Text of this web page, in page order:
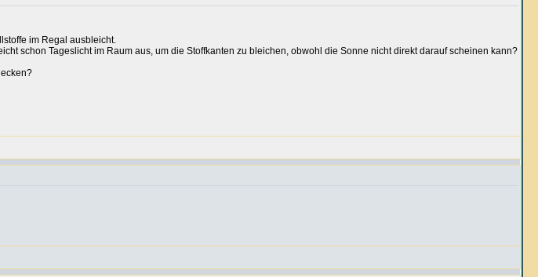
im Regal ausbleicht.
schon Tageslicht im Raum aus, um die Stoffkanten zu bleichen, obwohl die Sonne nicht direkt darauf scheinen kann?